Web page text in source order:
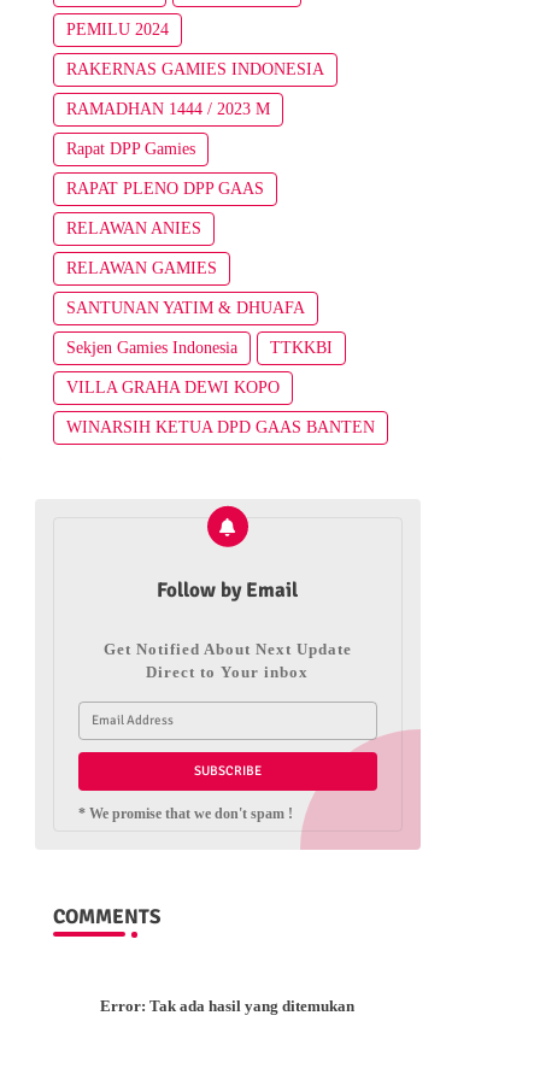
PEMILU 2024
RAKERNAS GAMIES INDONESIA
RAMADHAN 1444 / 2023 M
Rapat DPP Gamies
RAPAT PLENO DPP GAAS
RELAWAN ANIES
RELAWAN GAMIES
SANTUNAN YATIM & DHUAFA
Sekjen Gamies Indonesia TTKKBI
VILLA GRAHA DEWI KOPO
WINARSIH KETUA DPD GAAS BANTEN
Follow by Email
Get Notified About Next Update
Direct to Your inbox
* We promise that we don't spam !
COMMENTS
Error: Tak ada hasil yang ditemukan